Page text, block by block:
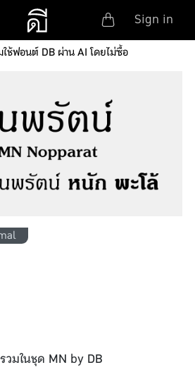
Sign in
ช้ฟอนต์ DB ผ่าน AI โดยไม่ซื้อ
วมในชุด MN by DB